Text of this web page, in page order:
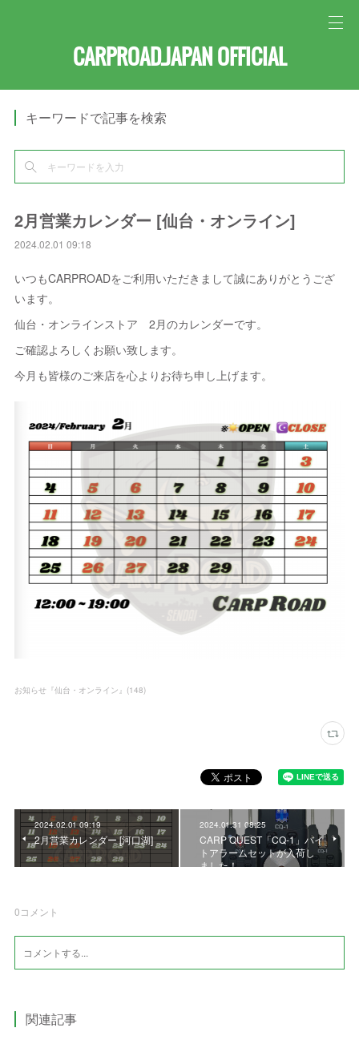
CARPROAD.JAPAN OFFICIAL
キーワードで記事を検索
2月営業カレンダー [仙台・オンライン]
2024.02.01 09:18
いつもCARPROADをご利用いただきまして誠にありがとうござ
います。
仙台・オンラインストア 2月のカレンダーです。
ご確認よろしくお願い致します。
今月も皆様のご来店を心よりお待ち申し上げます。
お知らせ『仙台・オンライン』 (148)
2024.02.01 09:19
2月営業カレンダー [河口湖]
2024.01.31 08:25
CARP QUEST「CQ-1」バイ
トアラームセットが入荷し
ました！
0コメント
関連記事